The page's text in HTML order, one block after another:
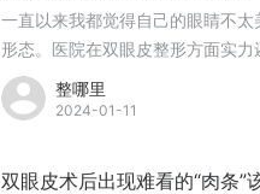
一直以来我都觉得自己的眼睛不
形态。医院在双眼皮整形方面实
好了手术方案。
整哪里
2024-01-11
双眼皮术后出现难看的“肉条”